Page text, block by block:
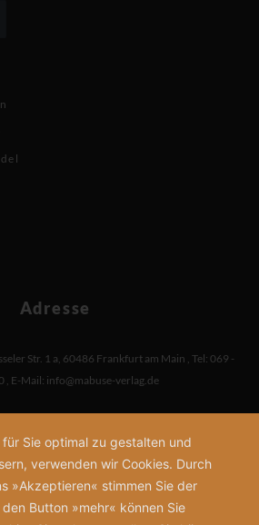
Adresse
Str. 1 a 60486 Frankfurt am Main Tel: 069 -
E-Mail: info@mabuse-verlag.de
Sie optimal zu gestalten und
verwenden wir Cookies. Durch
»Akzeptieren« stimmen Sie der
Button »mehr« können Sie